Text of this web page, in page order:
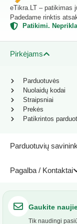
eTikra.LT – patikimas
Padedame rinktis
Patikimi.
Pirkėjams
Parduotuvių
Pagalba / Kontaktai
Parduotuvės
Nuolaidų kodai
Straipsniai
Prekės
Patikrintos
Gaukite
Tik naudingi